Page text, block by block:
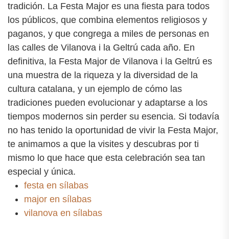
tradición. La Festa Major es una fiesta para todos
los públicos, que combina elementos religiosos y
paganos, y que congrega a miles de personas en
las calles de Vilanova i la Geltrú cada año. En
definitiva, la Festa Major de Vilanova i la Geltrú es
una muestra de la riqueza y la diversidad de la
cultura catalana, y un ejemplo de cómo las
tradiciones pueden evolucionar y adaptarse a los
tiempos modernos sin perder su esencia. Si todavía
no has tenido la oportunidad de vivir la Festa Major,
te animamos a que la visites y descubras por ti
mismo lo que hace que esta celebración sea tan
especial y única.
festa en sílabas
major en sílabas
vilanova en sílabas